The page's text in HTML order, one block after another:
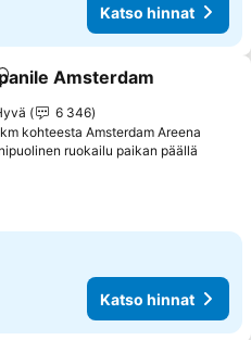
Katso hinnat
suosikkeihin
Amsterdam
6 346
kohteesta Amsterdam Areena
ruokailu paikan päällä
Katso hinnat